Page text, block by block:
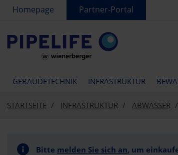
text.skipToContent
text.skipToNavigation
Homepage Partner-Portal
GEBÄUDETECHNIK INFRASTRUKTUR
STARTSEITE INFRASTRUKTUR ABWASSER
Bitte melden Sie sich an, um